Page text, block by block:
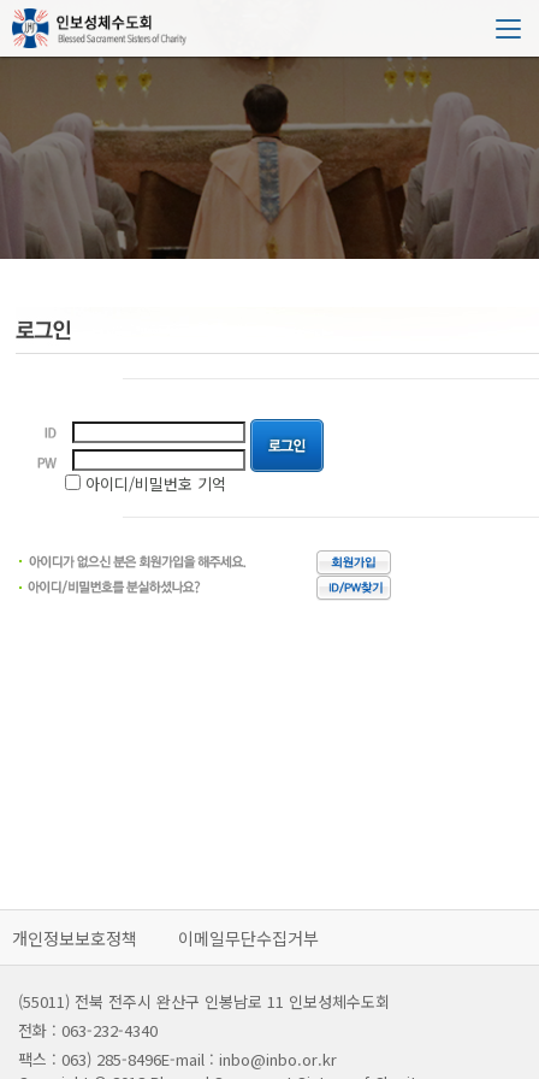
아이디/비밀번호 기억
개인정보보호정책 이메일무단수집거부
(55011) 전북 전주시 완산구 인봉남로 11 인보성체수도회
전화 : 063-232-4340
팩스 : 063) 285-8496E-mail : inbo@inbo.or.kr